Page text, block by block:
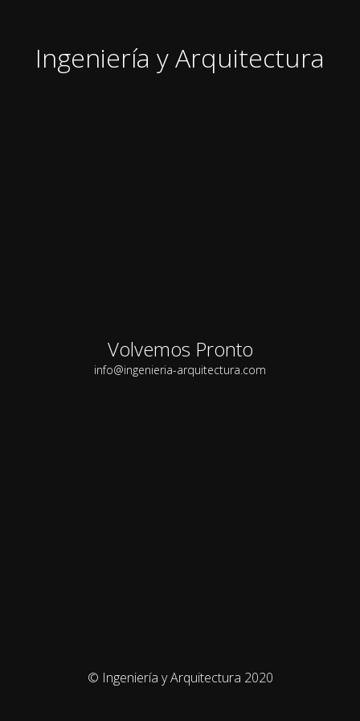
Ingeniería y Arquitectura
Volvemos Pronto
info@ingenieria-arquitectura.com
© Ingeniería y Arquitectura 2020